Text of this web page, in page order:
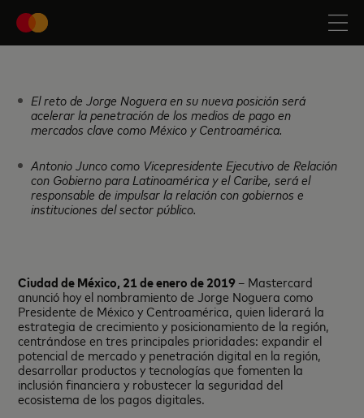
El reto de Jorge Noguera en su nueva posición será
acelerar la penetración de los medios de pago en
mercados clave como México y Centroamérica.
Antonio Junco como Vicepresidente Ejecutivo de Relación
con Gobierno para Latinoamérica y el Caribe, será el
responsable de impulsar la relación con gobiernos e
instituciones del sector público.
Ciudad de México, 21 de enero de 2019– Mastercard
anunció hoy el nombramiento de Jorge Noguera como
Presidente de México y Centroamérica, quien liderará la
estrategia de crecimiento y posicionamiento de la región,
centrándose en tres principales prioridades: expandir el
potencial de mercado y penetración digital en la región,
desarrollar productos y tecnologías que fomenten la
inclusión financiera y robustecer la seguridad del
ecosistema de los pagos digitales.